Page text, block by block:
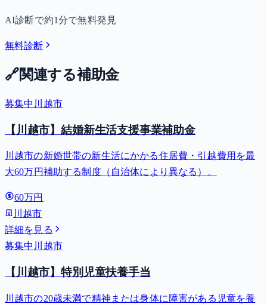
AI診断で約1分で無料発見
無料診断
🔗関連する補助金
募集中 川越市
【川越市】結婚新生活支援事業補助金
川越市の新婚世帯の新生活にかかる住居費・引越費用を最
大60万円補助する制度（自治体により異なる）。
60万円
川越市
詳細を見る
募集中 川越市
【川越市】特別児童扶養手当
川越市の20歳未満で精神または身体に障害がある児童を養